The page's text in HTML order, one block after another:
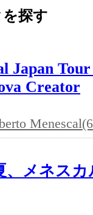
探す
Japan
Creator
、メネス